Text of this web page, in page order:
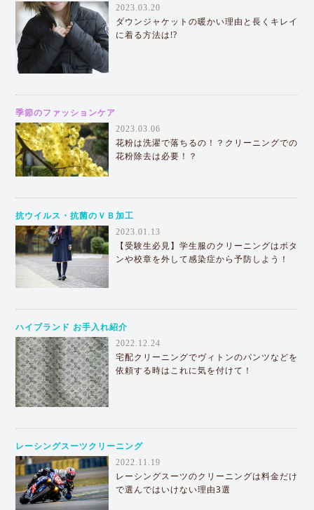
2023.03.20
ダウンジャケットの暖かい理由と長くキレイ
に着る方法は!?
季節のファッションケア
2023.03.06
花粉は洗濯で落ちるの！？クリーニングでの
花粉除去は必要！？
抗ウイルス・抗菌のＶＢ加工
2023.01.13
【受験生必見】学生服のクリーニングはボタ
ンや校章を外して感染症から予防しよう！
ハイブランド お手入れ紹介
2022.12.24
宅配クリーニングでヴィトンのパンツなどを
依頼する時はこれに気を付けて！
レーシングスーツクリーニング
2022.11.19
レーシングスーツのクリーニングは料金だけ
で選んではいけない理由3選